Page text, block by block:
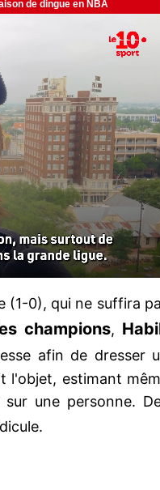
(1-0), qui ne suffira
champions,
afin de dresser
l'objet, estimant
une personne.